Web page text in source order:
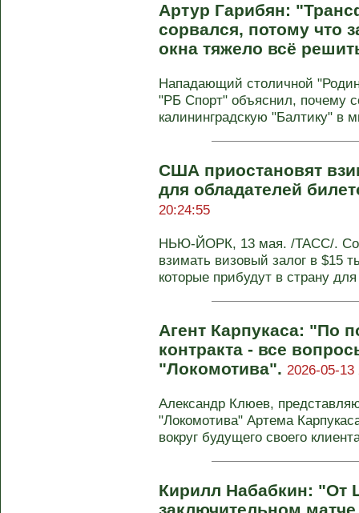
Артур Гарибян:
сорвался, потому что
окна тяжело всё
Нападающий столичной
"РБ Спорт" объяснил, почему
калининградскую "Балтику" в
США приостановят
для обладателей
20:24:55
НЬЮ-ЙОРК, 13 мая. /ТАСС/.
взимать визовый залог в $15
которые прибудут в страну
Агент Карпукаса: "По
контракта - все
"Локомотива". 2026-05-13
Александр Клюев,
"Локомотива" Артема
вокруг будущего своего
Кирилл Набабкин: "От